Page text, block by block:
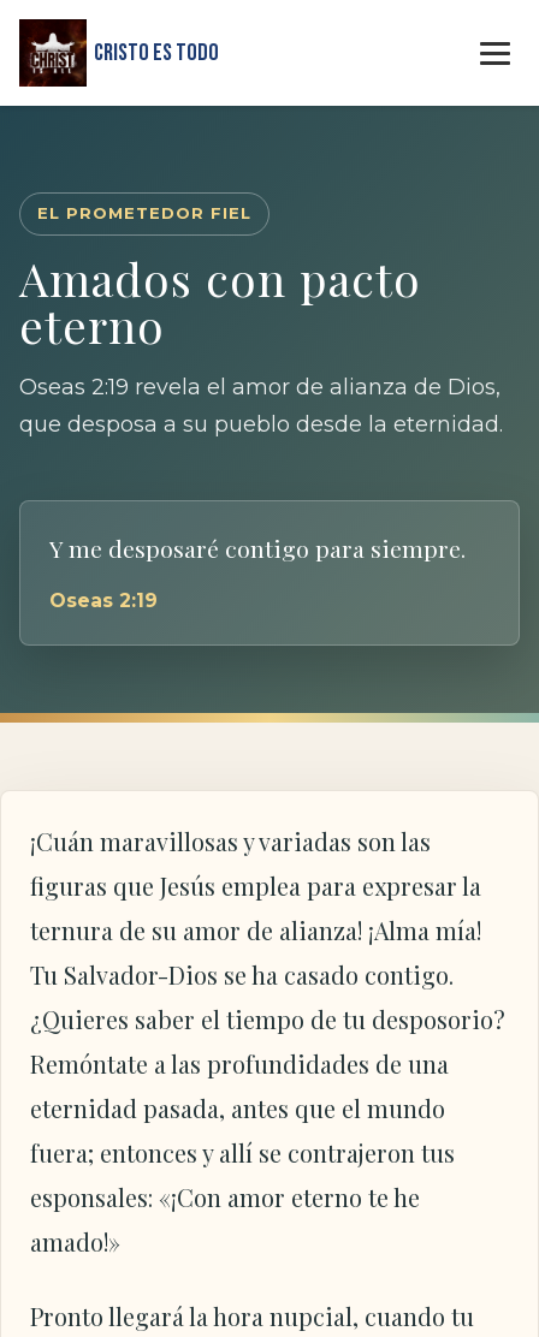
Cristo Es Todo
EL PROMETEDOR FIEL
Amados con pacto
eterno
Oseas 2:19 revela el amor de alianza de Dios,
que desposa a su pueblo desde la eternidad.
Y me desposaré contigo para siempre.
Oseas 2:19
¡Cuán maravillosas y variadas son las
figuras que Jesús emplea para expresar la
ternura de su amor de alianza! ¡Alma mía!
Tu Salvador-Dios se ha casado contigo.
¿Quieres saber el tiempo de tu desposorio?
Remóntate a las profundidades de una
eternidad pasada, antes que el mundo
fuera; entonces y allí se contrajeron tus
esponsales: «¡Con amor eterno te he
amado!»
Pronto llegará la hora nupcial, cuando tu